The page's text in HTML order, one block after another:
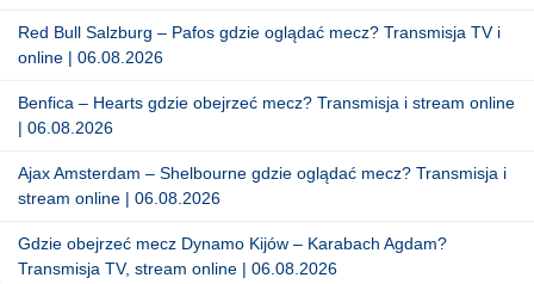
Red Bull Salzburg – Pafos gdzie oglądać mecz? Transmisja TV i
online | 06.08.2026
Benfica – Hearts gdzie obejrzeć mecz? Transmisja i stream online
| 06.08.2026
Ajax Amsterdam – Shelbourne gdzie oglądać mecz? Transmisja i
stream online | 06.08.2026
Gdzie obejrzeć mecz Dynamo Kijów – Karabach Agdam?
Transmisja TV, stream online | 06.08.2026